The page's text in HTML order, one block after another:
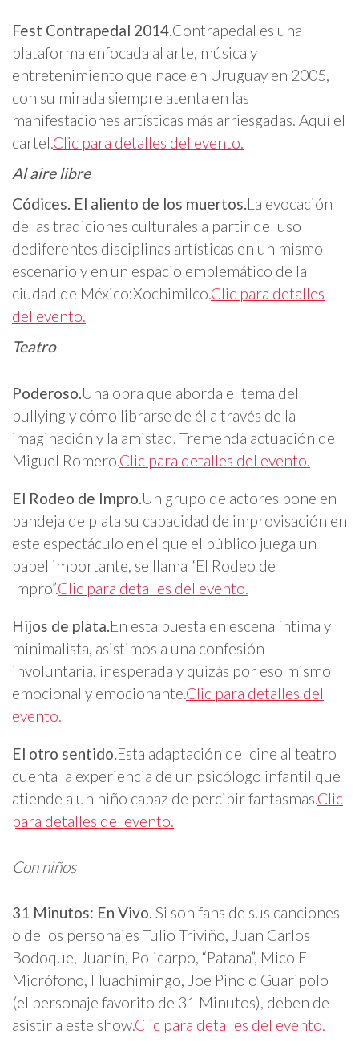
Fest Contrapedal 2014.Contrapedal es una
plataforma enfocada al arte, música y
entretenimiento que nace en Uruguay en 2005,
con su mirada siempre atenta en las
manifestaciones artísticas más arriesgadas. Aquí el
cartel.Clic para detalles del evento.
Al aire libre
Códices. El aliento de los muertos.La evocación
de las tradiciones culturales a partir del uso
dediferentes disciplinas artísticas en un mismo
escenario y en un espacio emblemático de la
ciudad de México:Xochimilco.Clic para detalles
del evento.
Teatro
Poderoso. Una obra que aborda el tema del
bullying y cómo librarse de él a través de la
imaginación y la amistad. Tremenda actuación de
Miguel Romero. Clic para detalles del evento.
El Rodeo de Impro.Un grupo de actores pone en
bandeja de plata su capacidad de improvisación en
este espectáculo en el que el público juega un
papel importante, se llama “El Rodeo de
Impro”.Clic para detalles del evento.
Hijos de plata.En esta puesta en escena íntima y
minimalista, asistimos a una confesión
involuntaria, inesperada y quizás por eso mismo
emocional y emocionante.Clic para detalles del
evento.
El otro sentido.Esta adaptación del cine al teatro
cuenta la experiencia de un psicólogo infantil que
atiende a un niño capaz de percibir fantasmas.Clic
para detalles del evento.
Con niños
31 Minutos: En Vivo. Si son fans de sus canciones
o de los personajes Tulio Triviño, Juan Carlos
Bodoque, Juanín, Policarpo, “Patana”, Mico El
Micrófono, Huachimingo, Joe Pino o Guaripolo
(el personaje favorito de 31 Minutos), deben de
asistir a este show.Clic para detalles del evento.